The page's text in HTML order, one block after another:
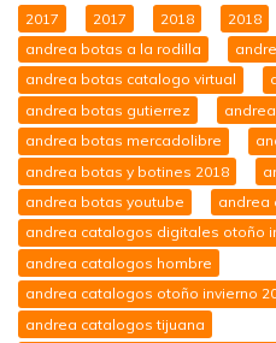
2017 2017 2018 2018
andrea botas a la rodilla
andrea botas catalogo virtual
andrea botas gutierrez
andrea botas mercadolibre
andrea botas y botines 2018
andrea botas youtube
andrea
andrea catalogos digitales otoño
andrea catalogos hombre
andrea catalogos otoño invierno
andrea catalogos tijuana